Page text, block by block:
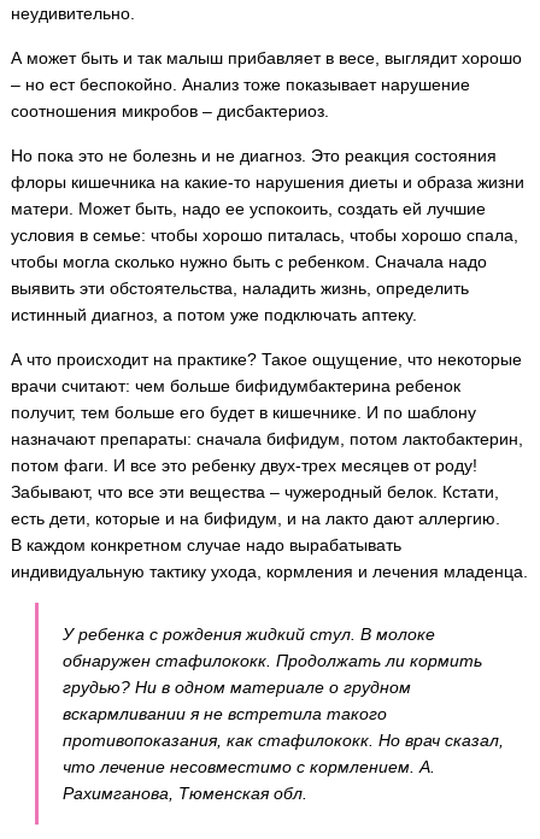
неудивительно.
А может быть и так малыш прибавляет в весе, выглядит хорошо
– но ест беспокойно. Анализ тоже показывает нарушение
соотношения микробов – дисбактериоз.
Но пока это не болезнь и не диагноз. Это реакция состояния
флоры кишечника на какие-то нарушения диеты и образа жизни
матери. Может быть, надо ее успокоить, создать ей лучшие
условия в семье: чтобы хорошо питалась, чтобы хорошо спала,
чтобы могла сколько нужно быть с ребенком. Сначала надо
выявить эти обстоятельства, наладить жизнь, определить
истинный диагноз, а потом уже подключать аптеку.
А что происходит на практике? Такое ощущение, что некоторые
врачи считают: чем больше бифидумбактерина ребенок
получит, тем больше его будет в кишечнике. И по шаблону
назначают препараты: сначала бифидум, потом лактобактерин,
потом фаги. И все это ребенку двух-трех месяцев от роду!
Забывают, что все эти вещества – чужеродный белок. Кстати,
есть дети, которые и на бифидум, и на лакто дают аллергию.
В каждом конкретном случае надо вырабатывать
индивидуальную тактику ухода, кормления и лечения младенца.
У ребенка с рождения жидкий стул. В молоке
обнаружен стафилококк. Продолжать ли кормить
грудью? Ни в одном материале о грудном
вскармливании я не встретила такого
противопоказания, как стафилококк. Но врач сказал,
что лечение несовместимо с кормлением. А.
Рахимганова, Тюменская обл.